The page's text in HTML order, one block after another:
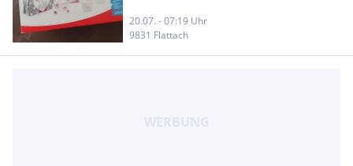
20.07. - 07:19 Uhr
9831 Flattach